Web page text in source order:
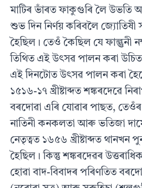
মাটিৰ ভাঁৰত ফাকুগুৰি লৈ উভতি
শুভ দিন নিৰ্ণয় কৰিবলৈ জ্যোতিষী
হৈছিল। তেওঁ কৈছিল যে ফাল্গুনী
তিথিত এই উৎসৱ পালন কৰা
এই দিনটোত উৎসৱ পালন কৰা
১৫১৬-১৭ খ্ৰীষ্টাব্দত শঙ্কৰদেৱে
বৰদোৱা এৰি যোৱাৰ পাছত, তেওঁৰ
নাতিনী কনকলতা আৰু ভতিজা
নেতৃত্বত ১৬৫৬ খ্ৰীষ্টাব্দত থানখন
হৈছিল। কিন্তু শঙ্কৰদেৱৰ
হোৱা বাদ-বিবাদৰ পৰিণতিত